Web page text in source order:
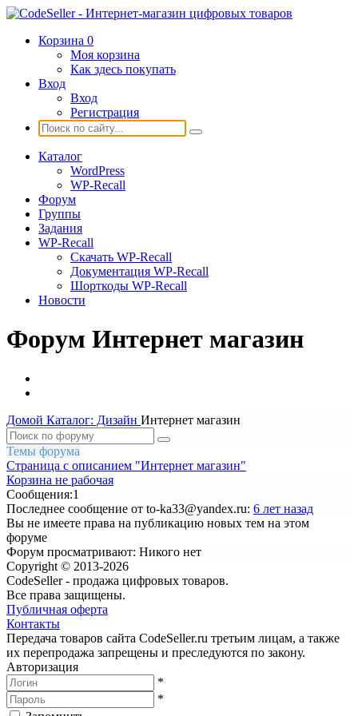
Корзина 0
Моя корзина
Как здесь покупать
Вход
Вход
Регистрация
Каталог
WordPress
WP-Recall
Форум
Группы
Задания
WP-Recall
Скачать WP-Recall
Документация WP-Recall
Шорткоды WP-Recall
Новости
Форум Интернет магазин
Домой Каталог: Дизайн Интернет магазин
Темы форума
Страница c описанием "Интернет магазин"
Корзина не рабочая
Сообщения:1
Последнее сообщение от to-ka33@yandex.ru: 6 лет назад
Вы не имеете права на публикацию новых тем на этом
форуме
Форум просматривают: Никого нет
Copyright © 2013-2026
CodeSeller - продажа цифровых товаров.
Все права защищены.
Публичная оферта
Контакты
Передача товаров сайта CodeSeller.ru третьим лицам, а также
их перепродажа запрещены и преследуются по закону.
Авторизация
*
*